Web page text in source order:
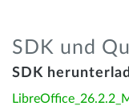
SDK und
SDK